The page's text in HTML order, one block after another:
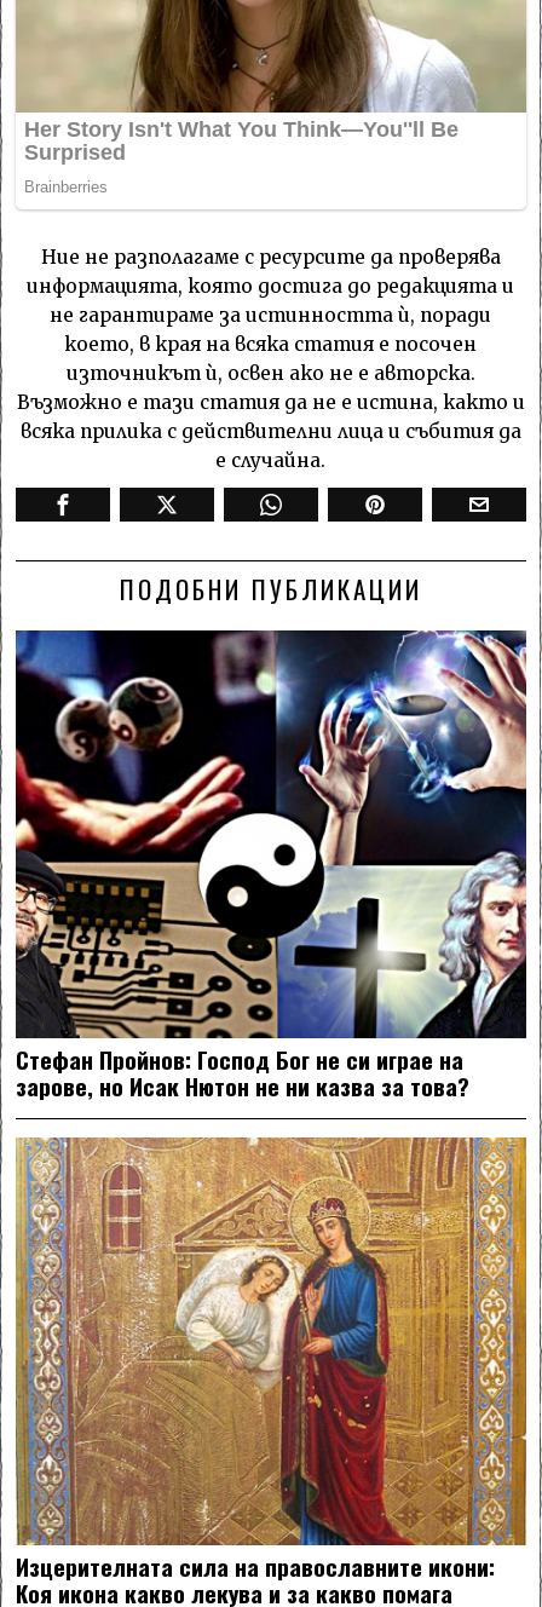
Ние не разполагаме с ресурсите да проверява
информацията, която достига до редакцията и
не гарантираме за истинността ѝ, поради
което, в края на всяка статия е посочен
източникът ѝ, освен ако не е авторска.
Възможно е тази статия да не е истина, както и
всяка прилика с действителни лица и събития да
е случайна.
ПОДОБНИ ПУБЛИКАЦИИ
Стефан Пройнов: Господ Бог не си играе на
зарове, но Исак Нютон не ни казва за това?
Изцерителната сила на православните икони:
Коя икона какво лекува и за какво помага